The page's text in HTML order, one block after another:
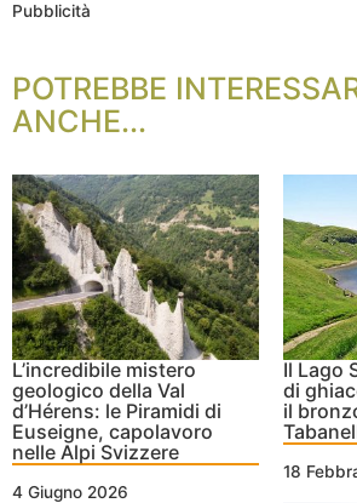
Pubblicità
POTREBBE
ANCHE...
L’incredibile mistero
geologico della Val
d’Hérens: le Piramidi di
Euseigne, capolavoro
nelle Alpi Svizzere
4 Giugno 2026
Il Lago
di
il
18